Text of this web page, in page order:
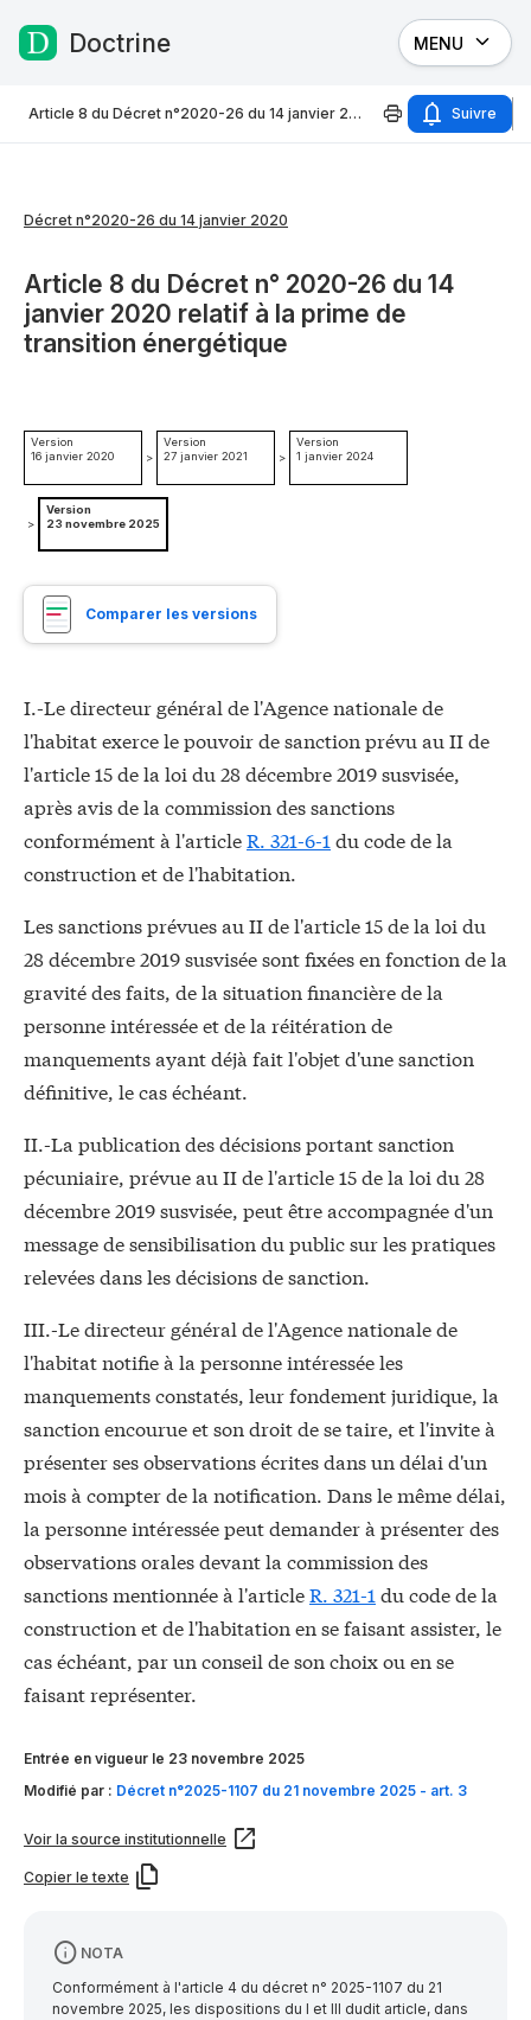
Passer au contenu
Doctrine MENU
Article 8 du Décret n°2020-26 du 14 janvier 2020 Suivre
Décret n°2020-26 du 14 janvier 2020
Article 8 du Décret n° 2020-26 du 14
janvier 2020 relatif à la prime de
transition énergétique
Version
16 janvier 2020
>
Version
27 janvier 2021
>
Version
1 janvier 2024
>
Version
23 novembre 2025
Comparer les versions
I.-Le directeur général de l'Agence nationale de
l'habitat exerce le pouvoir de sanction prévu au II de
l'article 15 de la loi du 28 décembre 2019 susvisée,
après avis de la commission des sanctions
conformément à l'articleR. 321-6-1 du code de la
construction et de l'habitation.
Les sanctions prévues au II de l'article 15 de la loi du
28 décembre 2019 susvisée sont fixées en fonction de la
gravité des faits, de la situation financière de la
personne intéressée et de la réitération de
manquements ayant déjà fait l'objet d'une sanction
définitive, le cas échéant.
II.-La publication des décisions portant sanction
pécuniaire, prévue au II de l'article 15 de la loi du 28
décembre 2019 susvisée, peut être accompagnée d'un
message de sensibilisation du public sur les pratiques
relevées dans les décisions de sanction.
III.-Le directeur général de l'Agence nationale de
l'habitat notifie à la personne intéressée les
manquements constatés, leur fondement juridique, la
sanction encourue et son droit de se taire, et l'invite à
présenter ses observations écrites dans un délai d'un
mois à compter de la notification. Dans le même délai,
la personne intéressée peut demander à présenter des
observations orales devant la commission des
sanctions mentionnée à l'articleR. 321-1 du code de la
construction et de l'habitation en se faisant assister, le
cas échéant, par un conseil de son choix ou en se
faisant représenter.
Entrée en vigueur le 23 novembre 2025
Modifié par : Décret n°2025-1107 du 21 novembre 2025 - art. 3
Voir la source institutionnelle
Copier le texte
NOTA
Conformément à l'article 4 du décret n° 2025-1107 du 21
novembre 2025, les dispositions du I et III dudit article, dans